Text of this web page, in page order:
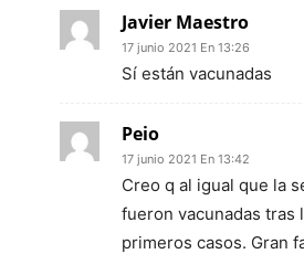
Javier Maestro
17 junio 2021 En 13:26
Sí están vacunadas
Peio
17 junio 2021 En 13:42
Creo q al igual que la
fueron vacunadas tras
primeros casos. Gran